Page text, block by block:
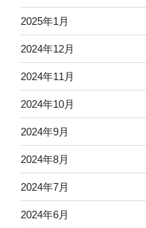
2025年1月
2024年12月
2024年11月
2024年10月
2024年9月
2024年8月
2024年7月
2024年6月